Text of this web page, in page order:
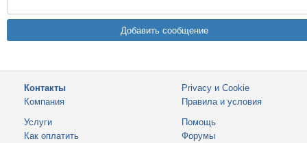
Контакты
Компания
Privacy и Cookie
Правила и условия
Услуги
Как оплатить
Помощь
Форумы